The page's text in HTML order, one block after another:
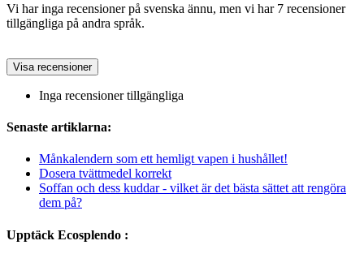
Vi har inga recensioner på svenska ännu, men vi har 7 recensioner
tillgängliga på andra språk.
Visa recensioner
Inga recensioner tillgängliga
Senaste artiklarna:
Månkalendern som ett hemligt vapen i hushållet!
Dosera tvättmedel korrekt
Soffan och dess kuddar - vilket är det bästa sättet att rengöra
dem på?
Upptäck Ecosplendo :